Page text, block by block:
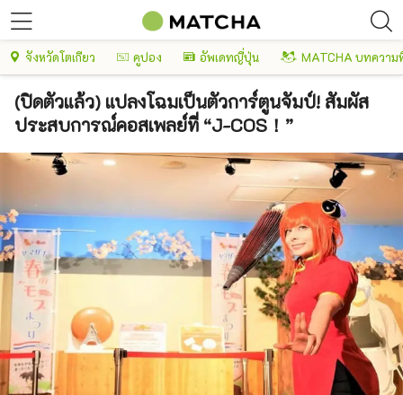
จังหวัดโตเกียว คูปอง อัพเดทญี่ปุ่น MATCHA บทความ
(ปิดตัวแล้ว) แปลงโฉมเป็นตัวการ์ตูนจัมป์! สัมผัส
ประสบการณ์คอสเพลย์ที่ “J-COS！”